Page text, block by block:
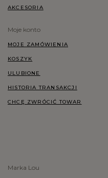
AKCESORIA
Moje konto
MOJE ZAMÓWIENIA
KOSZYK
ULUBIONE
HISTORIA TRANSAKCJI
CHCĘ ZWRÓCIĆ TOWAR
Marka Lou